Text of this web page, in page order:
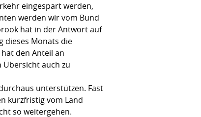
eingespart werden,
werden wir vom Bund
hat in der Antwort auf
dieses Monats die
den Anteil an
Übersicht auch zu
unterstützen. Fast
kurzfristig vom Land
so weitergehen.